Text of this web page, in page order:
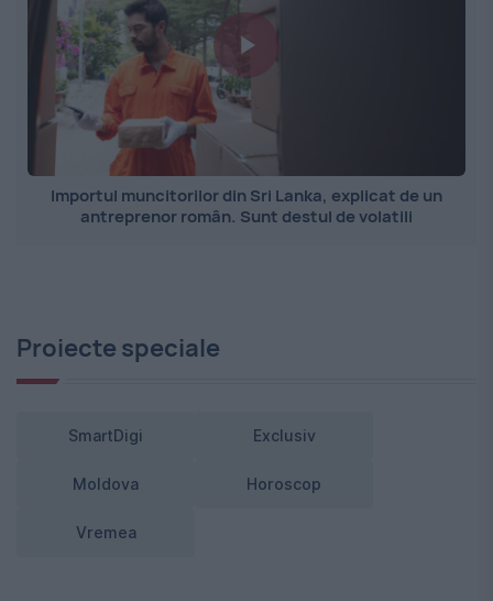
Importul muncitorilor din Sri Lanka, explicat de un
antreprenor român. Sunt destul de volatili
Proiecte speciale
SmartDigi Exclusiv
Moldova Horoscop
Vremea